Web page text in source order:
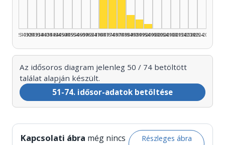
1925–1929
1930–1934
1935–1939
1940–1944
1945–1949
1950–1954
1955–1959
1960–1964
1965–1969
Színész, 1970–1974: 8
1970–1974
1975–1979
1980–1984
Színész, 1985–1989: 3
1985–1989Színész, 1990–1994: 2
1990–1994Színész, 1995–1999:
1995–1999
2000–2004
2005–2009
2010–2014
2015–2019
2020–2024
2025–2026
Az idősoros diagram jelenleg 50 / 74 betöltött
találat alapján készült.
51-74. idősor-adatok betöltése
Kapcsolati ábra még nincs
Részleges ábra